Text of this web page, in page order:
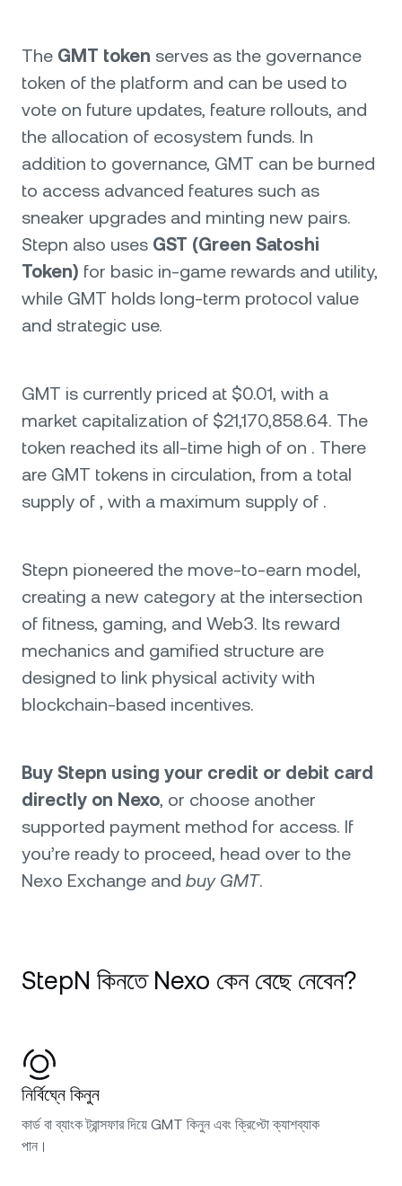
The GMT token serves as the governance
token of the platform and can be used to
vote on future updates, feature rollouts, and
the allocation of ecosystem funds. In
addition to governance, GMT can be burned
to access advanced features such as
sneaker upgrades and minting new pairs.
Stepn also uses GST (Green Satoshi
Token) for basic in-game rewards and utility,
while GMT holds long-term protocol value
and strategic use.
GMT is currently priced at $0.01, with a
market capitalization of $21,170,858.64. The
token reached its all-time high of on . There
are GMT tokens in circulation, from a total
supply of , with a maximum supply of .
Stepn pioneered the move-to-earn model,
creating a new category at the intersection
of fitness, gaming, and Web3. Its reward
mechanics and gamified structure are
designed to link physical activity with
blockchain-based incentives.
Buy Stepn using your credit or debit card
directly on Nexo, or choose another
supported payment method for access. If
you’re ready to proceed, head over to the
Nexo Exchange and buy GMT.
StepN কিনতে Nexo কেন বেছে নেবেন?
নির্বিঘ্নে কিনুন
কার্ড বা ব্যাংক ট্রান্সফার দিয়ে GMT কিনুন এবং ক্রিপ্টো ক্যাশব্যাক
পান।